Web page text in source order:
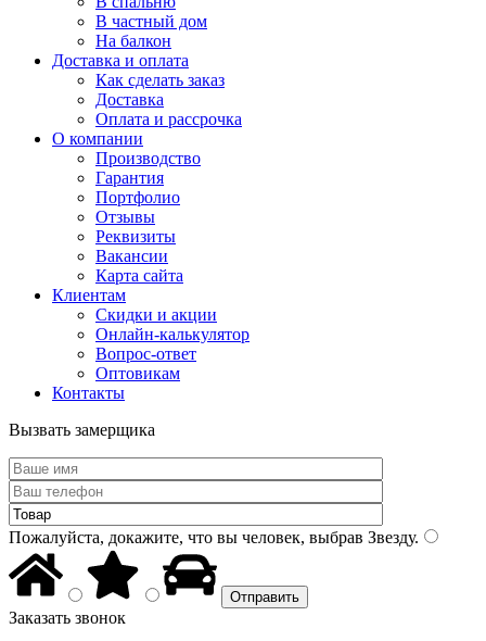
В частный дом
На балкон
Доставка и оплата
Как сделать заказ
Доставка
Оплата и рассрочка
О компании
Производство
Гарантия
Портфолио
Отзывы
Реквизиты
Вакансии
Карта сайта
Клиентам
Скидки и акции
Онлайн-калькулятор
Вопрос-ответ
Оптовикам
Контакты
Вызвать замерщика
Пожалуйста, докажите, что вы человек, выбрав Звезду.
Заказать звонок